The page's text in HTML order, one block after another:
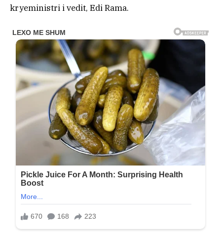
kryeministri i vedit, Edi Rama.